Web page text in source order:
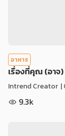
อาหาร
เรื่องที่คุณ (อาจ)
Intrend Creator |
9.3k